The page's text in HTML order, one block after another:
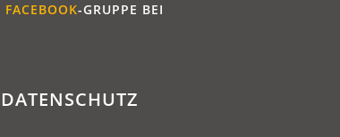
FACEBOOK-GRUPPE BEI
DATENSCHUTZ